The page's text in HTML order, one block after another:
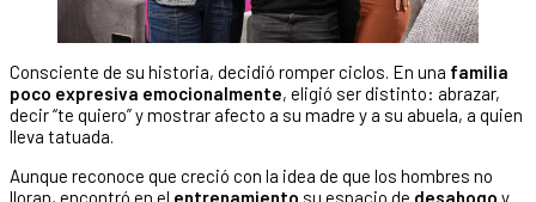
Consciente de su historia, decidió romper ciclos. En una familia
poco expresiva emocionalmente, eligió ser distinto: abrazar,
decir “te quiero” y mostrar afecto a su madre y a su abuela, a quien
lleva tatuada.
Aunque reconoce que creció con la idea de que los hombres no
lloran, encontró en el entrenamiento su espacio de desahogo y